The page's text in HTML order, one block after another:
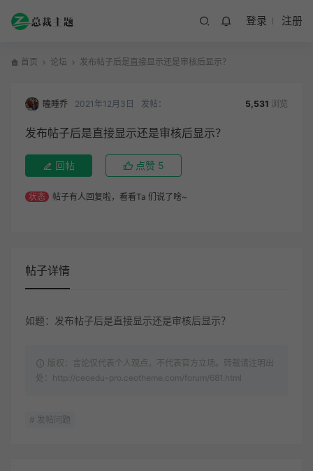
登录 注册
首页 论坛 发布帖子后是直接显示还是审核后显示？
瞌睡乔 2021年12月3日 发帖： 5,531 浏览
发布帖子后是直接显示还是审核后显示？
回帖 点赞 5
状态 帖子有人回复啦，看看Ta 们说了啥~
帖子详情
如题：发布帖子后是直接显示还是审核后显示？
版权：言论仅代表个人观点，不代表官方立场。转载请注明出
处：http://ceoedu-pro.ceotheme.com/forum/681.html
# 发帖问题